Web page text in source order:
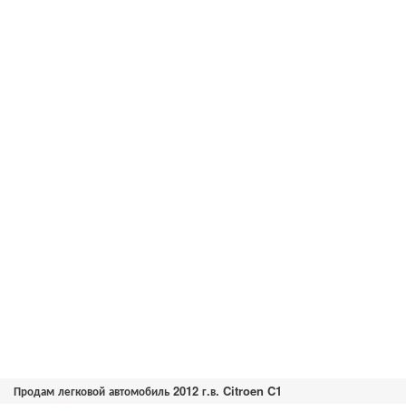
Продам легковой автомобиль 2012 г.в. Citroen C1